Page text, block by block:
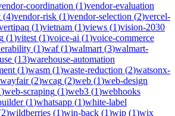
coordination (1)vendor-evaluation
(4)vendor-risk (1)vendor-selection (2)vercel-
(1)vietnam (1)views (1)vision-2030
(1)vitest (1)voice-ai (1)voice-commerce
(1)waf(1)walmart (3)walmart-
(13)warehouse-automation
(1)wasm (1)waste-reduction (2)watsonx-
wayfair(2)wcag (2)web (1)web-design
)web-scraping (1)web3 (1)webhooks
(1)whatsapp (1)white-label
2)wildberries (1)win-back (1)wip (1)wix